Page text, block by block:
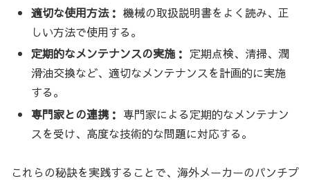
適切な使用方法： 機械の取扱説明書をよく読み、正
しい方法で使用する。
定期的なメンテナンスの実施： 定期点検、清掃、潤
滑油交換など、適切なメンテナンスを計画的に実施
する。
専門家との連携： 専門家による定期的なメンテナン
スを受け、高度な技術的な問題に対応する。
これらの秘訣を実践することで、海外メーカーのパンチプ